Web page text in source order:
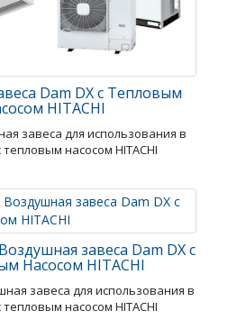
Dam DX с Тепловым
HITACHI
завеса для использования в
насосом HITACHI
завеса Dam DX с
Насосом HITACHI
завеса для использования в
насосом HITACHI